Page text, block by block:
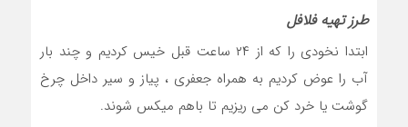
طرز تهیه فلافل
ابتدا نخودی را که از ۲۴ ساعت قبل خیس کردیم و چند بار
آب را عوض کردیم به همراه جعفری ، پیاز و سیر داخل چرخ
گوشت یا خرد کن می ریزیم تا باهم میکس شوند.